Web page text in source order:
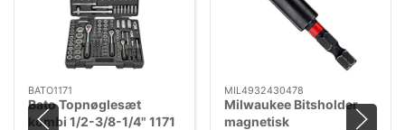
BATO1171
Bato Topnøglesæt
kombi 1/2-3/8-1/4" 1171
MIL4932430478
Milwaukee Bitsholder
magnetisk